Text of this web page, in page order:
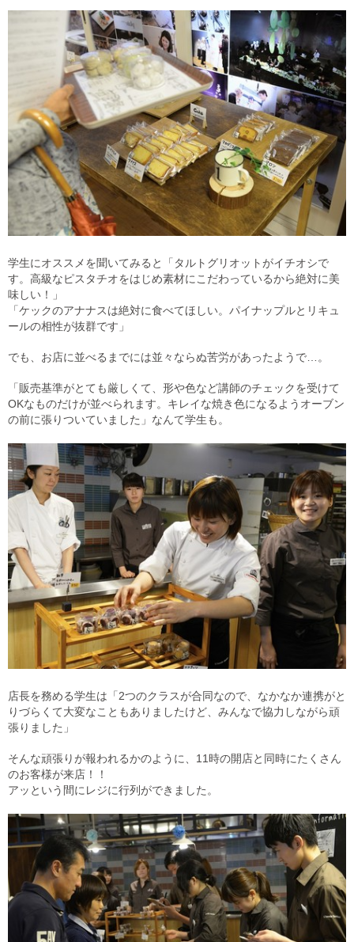
学生にオススメを聞いてみると「タルトグリオットがイチオシで
す。高級なピスタチオをはじめ素材にこだわっているから絶対に美
味しい！」
「ケックのアナナスは絶対に食べてほしい。パイナップルとリキュ
ールの相性が抜群です」
でも、お店に並べるまでには並々ならぬ苦労があったようで…。
「販売基準がとても厳しくて、形や色など講師のチェックを受けて
OKなものだけが並べられます。キレイな焼き色になるようオーブン
の前に張りついていました」なんて学生も。
店長を務める学生は「2つのクラスが合同なので、なかなか連携がと
りづらくて大変なこともありましたけど、みんなで協力しながら頑
張りました」
そんな頑張りが報われるかのように、11時の開店と同時にたくさん
のお客様が来店！！
アッという間にレジに行列ができました。